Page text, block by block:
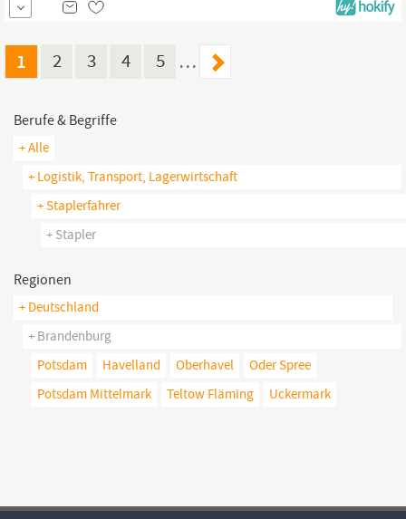
Baustellen & Handwerksbetriebe Du kümmerst Dich um Be- und
1 2 3 4 5 …
Berufe & Begriffe
+ Alle
+ Logistik, Transport, Lagerwirtschaft
+ Staplerfahrer
+ Stapler
Regionen
+ Deutschland
+ Brandenburg
Potsdam
Havelland Oberhavel
Oder Spree
Potsdam Mittelmark
Teltow Fläming Uckermark